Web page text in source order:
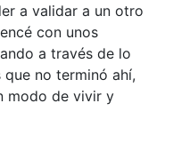
a validar a un otro
con unos
a través de lo
no terminó ahí,
modo de vivir y